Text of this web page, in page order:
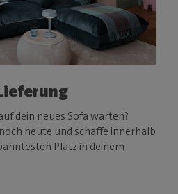
dein neues Sofa warten?
heute und schaffe innerhalb
Platz in deinem